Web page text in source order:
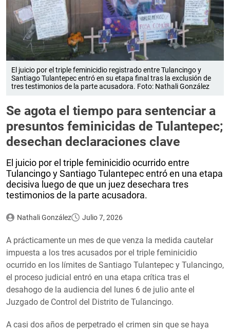
El juicio por el triple feminicidio registrado entre Tulancingo y
Santiago Tulantepec entró en su etapa final tras la exclusión de
tres testimonios de la parte acusadora. Foto: Nathali González
Se agota el tiempo para sentenciar a
presuntos feminicidas de Tulantepec;
desechan declaraciones clave
El juicio por el triple feminicidio ocurrido entre
Tulancingo y Santiago Tulantepec entró en una etapa
decisiva luego de que un juez desechara tres
testimonios de la parte acusadora.
Nathali González Julio 7, 2026
A prácticamente un mes de que venza la medida cautelar
impuesta a los tres acusados por el triple feminicidio
ocurrido en los límites de Santiago Tulantepec y Tulancingo,
el proceso judicial entró en una etapa crítica tras el
desahogo de la audiencia del lunes 6 de julio ante el
Juzgado de Control del Distrito de Tulancingo.
A casi dos años de perpetrado el crimen sin que se haya